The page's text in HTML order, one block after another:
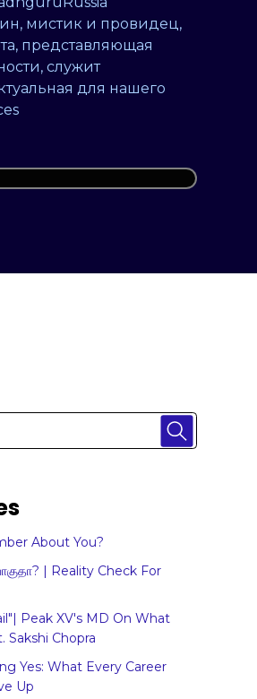
мистик и провидец,
представляющая
служит
для нашего
About You?
| Reality Check For
Peak XV's MD On What
Sakshi Chopra
Yes: What Every Career
Up